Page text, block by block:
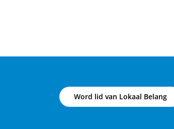
Word lid van Lokaal Belang